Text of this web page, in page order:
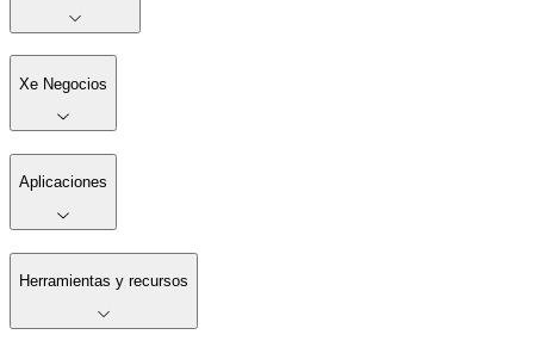
Xe Negocios
Aplicaciones
Herramientas y recursos